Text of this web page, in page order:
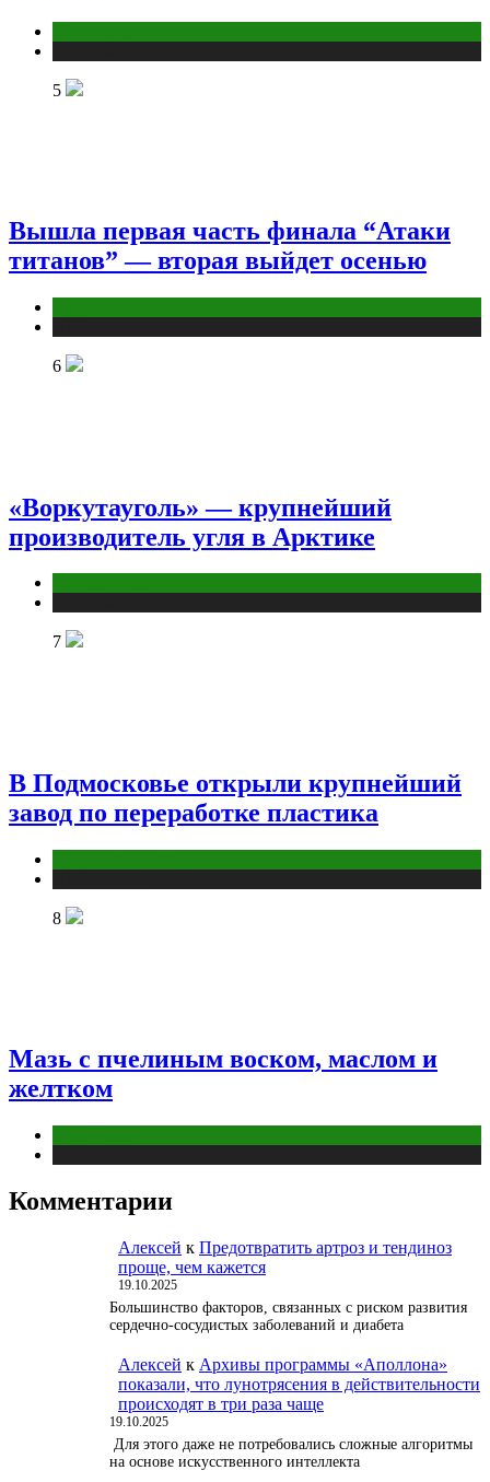
5
Вышла первая часть финала “Атаки
титанов” — вторая выйдет осенью
6
«Воркутауголь» — крупнейший
производитель угля в Арктике
7
В Подмосковье открыли крупнейший
завод по переработке пластика
8
Мазь с пчелиным воском, маслом и
желтком
Комментарии
Алексей к Предотвратить артроз и тендиноз
проще, чем кажется
19.10.2025
Большинство факторов, связанных с риском развития
сердечно-сосудистых заболеваний и диабета
Алексей к Архивы программы «Аполлона»
показали, что лунотрясения в действительности
происходят в три раза чаще
19.10.2025
Для этого даже не потребовались сложные алгоритмы
на основе искусственного интеллекта